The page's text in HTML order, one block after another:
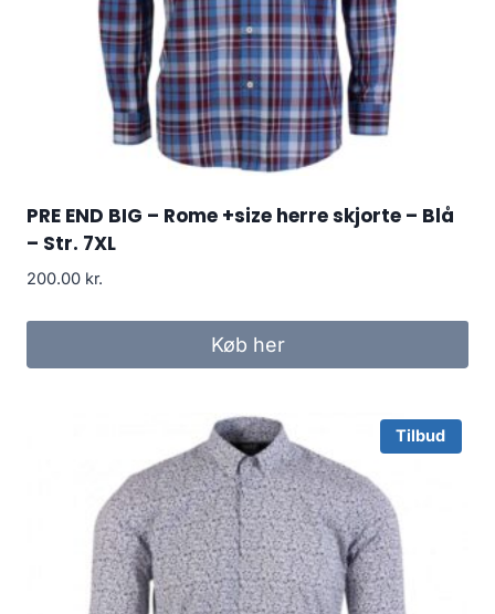
PRE END BIG – Rome +size herre skjorte – Blå
– Str. 7XL
200.00 kr.
Køb her
Tilbud